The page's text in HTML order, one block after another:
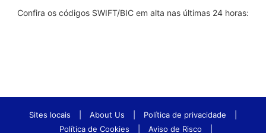
Confira os códigos SWIFT/BIC em alta nas últimas 24 horas:
Sites locais About Us Política de privacidade
Política de Cookies
Aviso de Risco